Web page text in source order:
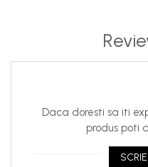
Daca doresti sa iti
produs poti